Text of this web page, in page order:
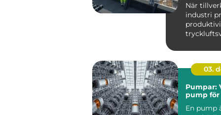
När
industri
03.
Pumpar:
pump
En pump